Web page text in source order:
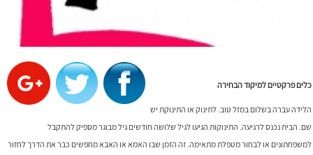
כלים פרקטיים למיקוד הבחירה
הלידה עברה בשלום במזל טוב. לתינוק או התינוקת יש
שם. הבית נכנס לרגיעה. התינוקות הגיעו לגיל שלושה חודשים גיל מבוגר מספיק להתקבל
למשפחתונים או לבחור מטפלת מתאימה. זה הזמן שבו האמא או האבא מחפשים כבר את הדרך לחזור